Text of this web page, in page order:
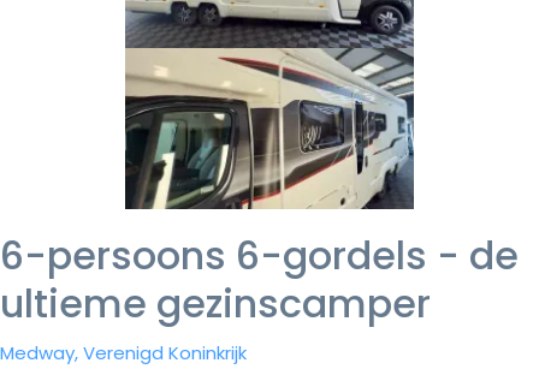
6-persoons 6-gordels - de
ultieme gezinscamper
Medway, Verenigd Koninkrijk